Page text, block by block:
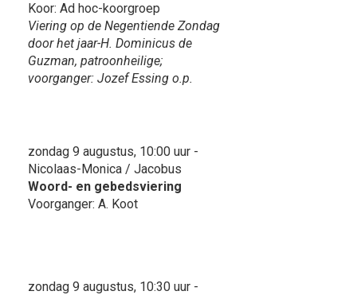
Koor: Ad hoc-koorgroep
Viering op de Negentiende Zondag
door het jaar-H. Dominicus de
Guzman, patroonheilige;
voorganger: Jozef Essing o.p.
zondag 9 augustus, 10:00 uur -
Nicolaas-Monica / Jacobus
Woord- en gebedsviering
Voorganger: A. Koot
zondag 9 augustus, 10:30 uur -